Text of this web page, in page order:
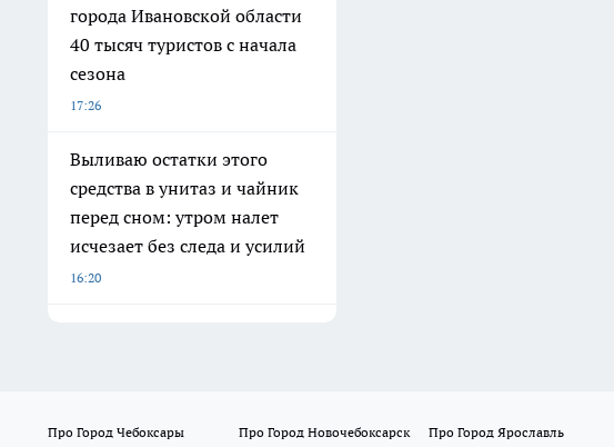
города Ивановской области
40 тысяч туристов с начала
сезона
17:26
Выливаю остатки этого
средства в унитаз и чайник
перед сном: утром налет
исчезает без следа и усилий
16:20
Про Город Чебоксары Про Город Новочебоксарск Про Город Ярославль